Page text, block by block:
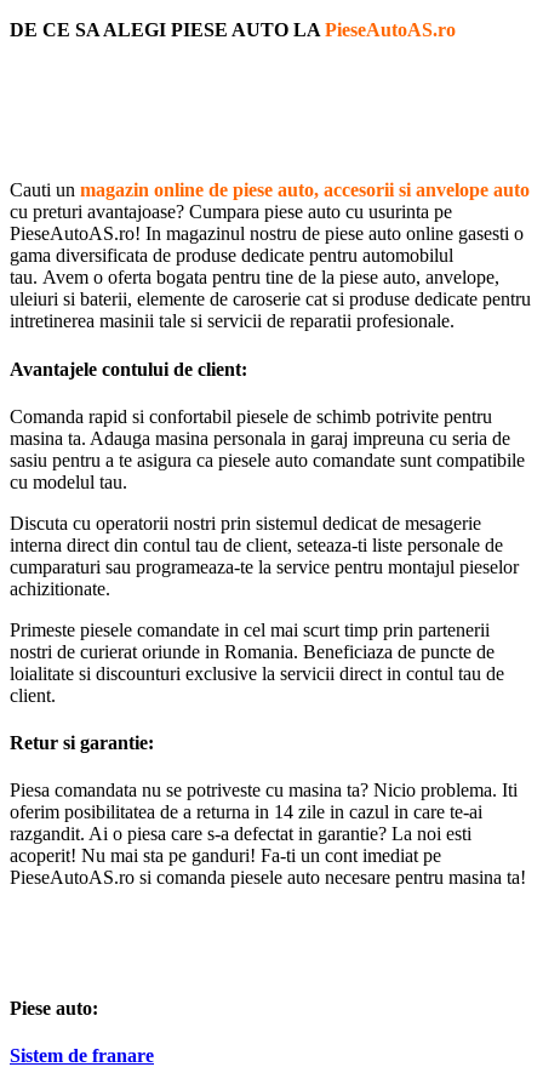
DE CE SA ALEGI PIESE AUTO LA PieseAutoAS.ro
Cauti un magazin online de piese auto, accesorii si anvelope auto
cu preturi avantajoase? Cumpara piese auto cu usurinta pe
PieseAutoAS.ro! In magazinul nostru de piese auto online gasesti o
gama diversificata de produse dedicate pentru automobilul
tau. Avem o oferta bogata pentru tine de la piese auto, anvelope,
uleiuri si baterii, elemente de caroserie cat si produse dedicate pentru
intretinerea masinii tale si servicii de reparatii profesionale.
Avantajele contului de client:
Comanda rapid si confortabil piesele de schimb potrivite pentru
masina ta. Adauga masina personala in garaj impreuna cu seria de
sasiu pentru a te asigura ca piesele auto comandate sunt compatibile
cu modelul tau.
Discuta cu operatorii nostri prin sistemul dedicat de mesagerie
interna direct din contul tau de client, seteaza-ti liste personale de
cumparaturi sau programeaza-te la service pentru montajul pieselor
achizitionate.
Primeste piesele comandate in cel mai scurt timp prin partenerii
nostri de curierat oriunde in Romania. Beneficiaza de puncte de
loialitate si discounturi exclusive la servicii direct in contul tau de
client.
Retur si garantie:
Piesa comandata nu se potriveste cu masina ta? Nicio problema. Iti
oferim posibilitatea de a returna in 14 zile in cazul in care te-ai
razgandit. Ai o piesa care s-a defectat in garantie? La noi esti
acoperit! Nu mai sta pe ganduri! Fa-ti un cont imediat pe
PieseAutoAS.ro si comanda piesele auto necesare pentru masina ta!
Piese auto:
Sistem de franare